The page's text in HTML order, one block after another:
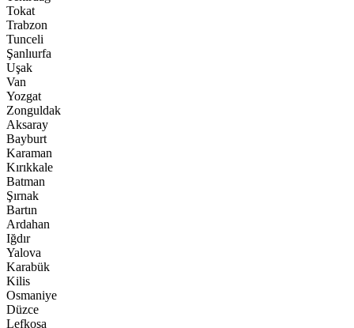
Tokat
Trabzon
Tunceli
Şanlıurfa
Uşak
Van
Yozgat
Zonguldak
Aksaray
Bayburt
Karaman
Kırıkkale
Batman
Şırnak
Bartın
Ardahan
Iğdır
Yalova
Karabük
Kilis
Osmaniye
Düzce
Lefkoşa